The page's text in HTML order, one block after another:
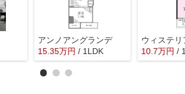
アンノアングランデ
15.35万円 / 1LDK
ウィステリ
10.7万円 /